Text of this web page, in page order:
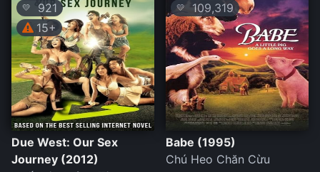
💛
921
15+
Due West: Our Sex
Journey (2012)
💛 109,319
Babe (1995)
Chú Heo Chăn Cừu